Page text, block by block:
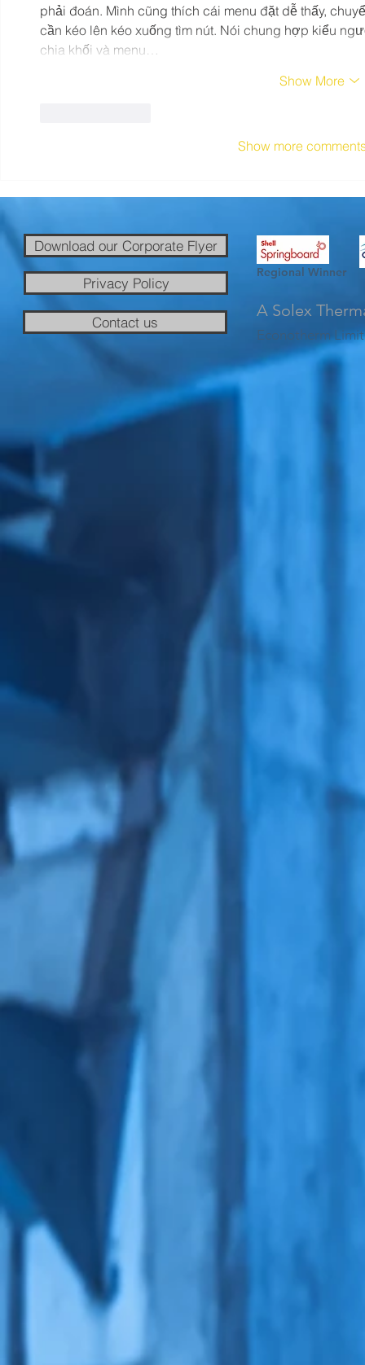
phải đoán. Mình cũng thích cái menu đặt dễ thấy,
cần kéo lên kéo xuống tìm nút. Nói chung hợp kiểu
chia khối và menu…
Show More
Show more
Download our Corporate Flyer
Privacy Policy
Contact us
Regional Winner
A Solex
Econotherm